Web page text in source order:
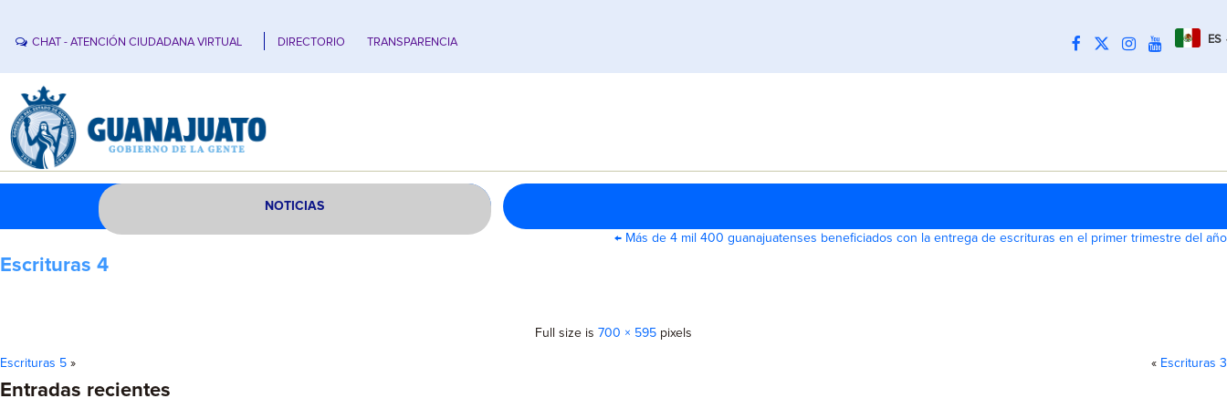
CHAT - ATENCIÓN CIUDADANA VIRTUAL DIRECTORIO TRANSPARENCIA ES
NOTICIAS
← Más de 4 mil 400 guanajuatenses beneficiados con la entrega de escrituras en el primer trimestre del año
Escrituras 4
Full size is 700 × 595 pixels
Escrituras 5 » « Escrituras 3
Entradas recientes